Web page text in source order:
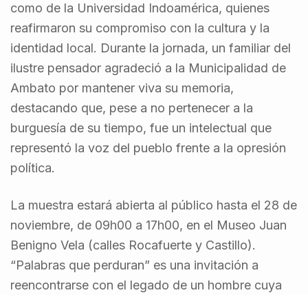
como de la Universidad Indoamérica, quienes
reafirmaron su compromiso con la cultura y la
identidad local. Durante la jornada, un familiar del
ilustre pensador agradeció a la Municipalidad de
Ambato por mantener viva su memoria,
destacando que, pese a no pertenecer a la
burguesía de su tiempo, fue un intelectual que
representó la voz del pueblo frente a la opresión
política.
La muestra estará abierta al público hasta el 28 de
noviembre, de 09h00 a 17h00, en el Museo Juan
Benigno Vela (calles Rocafuerte y Castillo).
“Palabras que perduran” es una invitación a
reencontrarse con el legado de un hombre cuya